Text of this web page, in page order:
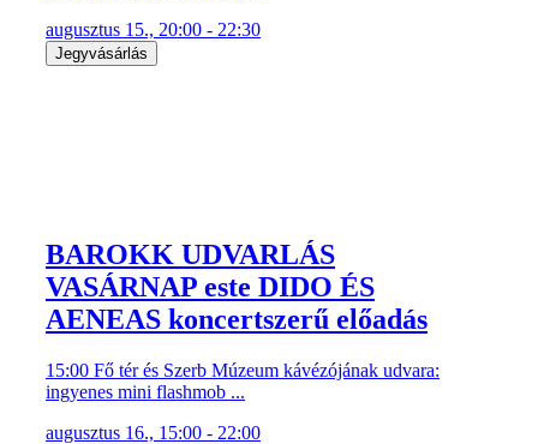
augusztus 15., 20:00 - 22:30
Jegyvásárlás
BAROKK UDVARLÁS
VASÁRNAP este DIDO ÉS
AENEAS koncertszerű előadás
15:00 Fő tér és Szerb Múzeum kávézójának udvara:
ingyenes mini flashmob ...
augusztus 16., 15:00 - 22:00